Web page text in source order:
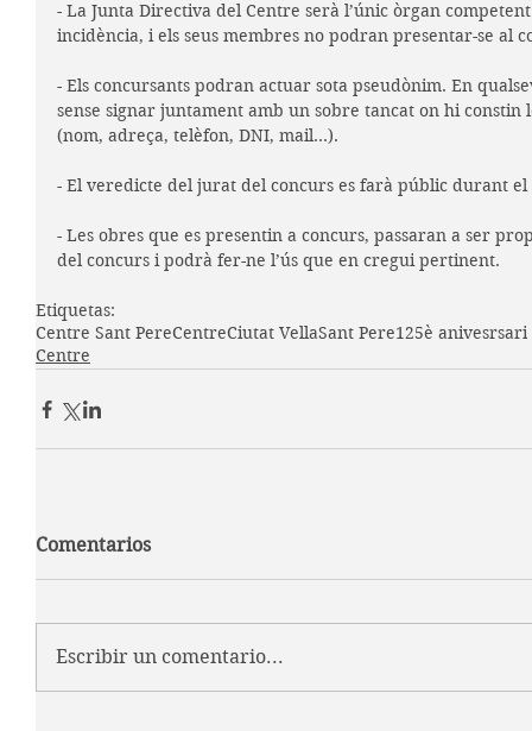
- La Junta Directiva del Centre serà l’únic òrgan
incidència, i els seus membres no podran presentar-se al
- Els concursants podran actuar sota pseudònim. En
sense signar juntament amb un sobre tancat on hi constin
(nom, adreça, telèfon, DNI, mail...).
- El veredicte del jurat del concurs es farà públic durant el
- Les obres que es presentin a concurs, passaran a ser
del concurs i podrà fer-ne l’ús que en cregui pertinent.
Etiquetas:
Centre Sant PereCentreCiutat VellaSant Pere125è anivesrsari
Centre
Comentarios
Escribir un comentario...